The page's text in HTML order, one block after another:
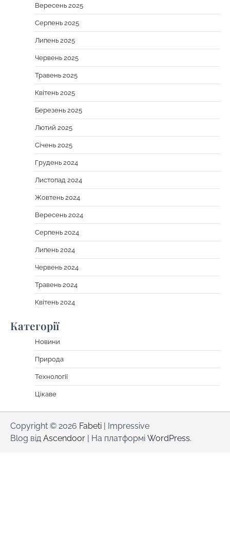
Вересень 2025
Серпень 2025
Липень 2025
Червень 2025
Травень 2025
Квітень 2025
Березень 2025
Лютий 2025
Січень 2025
Грудень 2024
Листопад 2024
Жовтень 2024
Вересень 2024
Серпень 2024
Липень 2024
Червень 2024
Травень 2024
Квітень 2024
Категорії
Новини
Природа
Технології
Цікаве
Copyright © 2026 Fabeti | Impressive
Blog від Ascendoor | На платформі WordPress.